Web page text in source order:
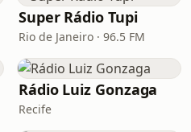
Super Rádio Tupi
Rio de Janeiro · 96.5 FM
Rádio Luiz Gonzaga
Recife